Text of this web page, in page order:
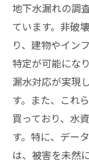
地域社
未来
地下水漏れの調
ています。非破
り、建物やイン
特定が可能にな
漏水対応が実現
す。また、これ
買っており、水
す。特に、デー
は、被害を未然